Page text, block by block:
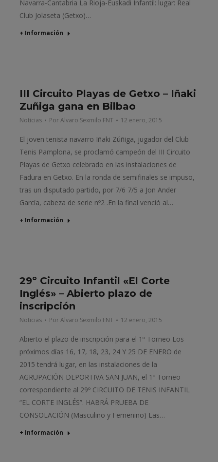
Navarra-Cantabria La Rioja-Euskadi Infantil: lugar: Real
Club Jolaseta (Getxo)…
+ Información
III Circuito Playas de Getxo – Iñaki
Zuñiga gana en Bilbao
Noticias PorAlvaro Sexmilo FNT 12 enero, 2015
El joven tenista navarro Iñaki Zúñiga, jugador del Club
Tenis Pamplona, se proclamó campeón del III Circuito
Playas de Getxo celebrado en las instalaciones de
Fadura en Getxo. En la ronda de semifinales se impuso,
tras un disputado partido, por 7/6 7/5 a Jon Ander
García, cabeza de serie nº2 .En la final venció al…
+ Información
29º Circuito Infantil «El Corte
Inglés» – Abierto plazo de
inscripción
Noticias PorAlvaro Sexmilo FNT 12 enero, 2015
Abierto el plazo de inscripción para el 1º Torneo Los
próximos días 16, 17, 18, 23, 24 Y 25 DE ENERO de
2015 tendrá lugar, en las instalaciones de la
AGRUPACIÓN DEPORTIVA SAN JUAN, el 1º Torneo
correspondiente al 29º CIRCUITO DE TENIS INFANTIL
“EL CORTE INGLÉS”. HABRÁ PRUEBA DE
CONSOLACIÓN (Masculino y Femenino) Las…
+ Información